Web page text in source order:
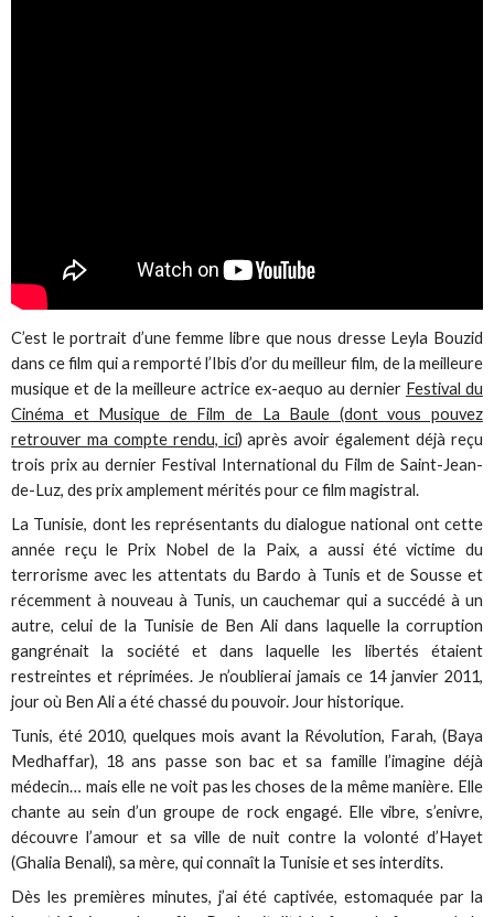
C’est le portrait d’une femme libre que nous dresse Leyla Bouzid
dans ce film qui a remporté l’Ibis d’or du meilleur film, de la meilleure
musique et de la meilleure actrice ex-aequo au dernier Festival du
Cinéma et Musique de Film de La Baule (dont vous pouvez
retrouver ma compte rendu, ici) après avoir également déjà reçu
trois prix au dernier Festival International du Film de Saint-Jean-
de-Luz, des prix amplement mérités pour ce film magistral.
La Tunisie, dont les représentants du dialogue national ont cette
année reçu le Prix Nobel de la Paix, a aussi été victime du
terrorisme avec les attentats du Bardo à Tunis et de Sousse et
récemment à nouveau à Tunis, un cauchemar qui a succédé à un
autre, celui de la Tunisie de Ben Ali dans laquelle la corruption
gangrénait la société et dans laquelle les libertés étaient
restreintes et réprimées. Je n’oublierai jamais ce 14 janvier 2011,
jour où Ben Ali a été chassé du pouvoir. Jour historique.
Tunis, été 2010, quelques mois avant la Révolution, Farah, (Baya
Medhaffar), 18 ans passe son bac et sa famille l’imagine déjà
médecin… mais elle ne voit pas les choses de la même manière. Elle
chante au sein d’un groupe de rock engagé. Elle vibre, s’enivre,
découvre l’amour et sa ville de nuit contre la volonté d’Hayet
(Ghalia Benali), sa mère, qui connaît la Tunisie et ses interdits.
Dès les premières minutes, j’ai été captivée, estomaquée par la